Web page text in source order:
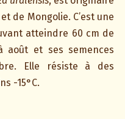
de Mongolie. C’est une
atteindre 60 cm de
août et ses semences
Elle résiste à des
-15°C.